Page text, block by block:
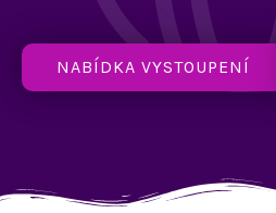
NABÍDKA VYSTOUPENÍ